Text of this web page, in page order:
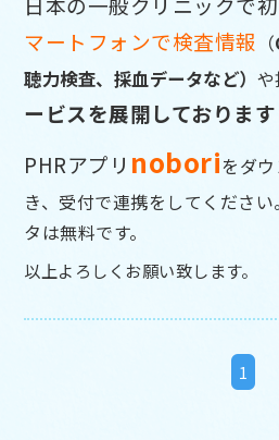
マートフォンで検査情報 （
聴力検査、採血データなど）
ービスを展開しております
PHRアプリ noboriをダ
き、受付で連携をして くださ
タは無料です。
以上よろしくお願い致します。
1